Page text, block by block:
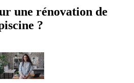
une rénovation de
?